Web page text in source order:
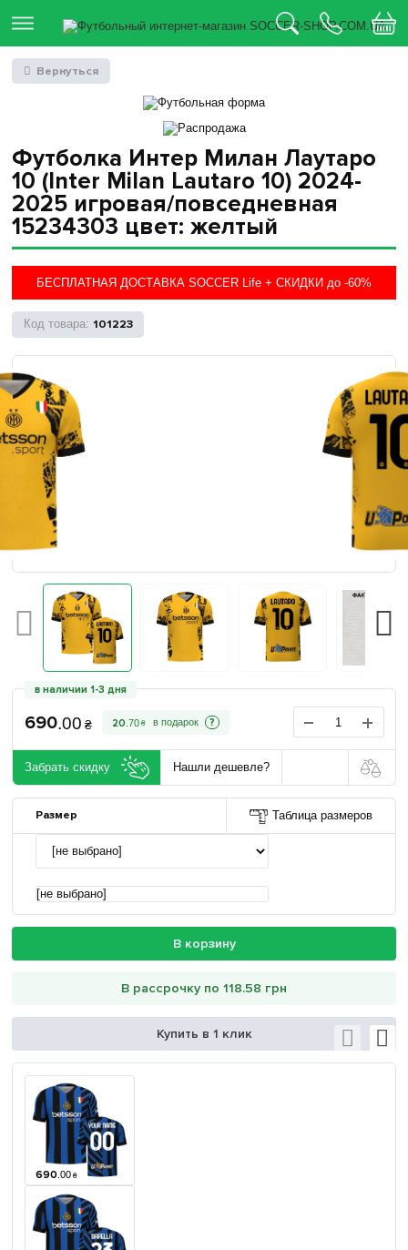
Футболка Интер Милан Лаутаро
10 (Inter Milan Lautaro 10) 2024-
2025 игровая/повседневная
15234303 цвет: желтый
БЕСПЛАТНАЯ ДОСТАВКА SOCCER Life + СКИДКИ до -60%
101223
в наличии 1-3 дня
690.00 ₴ 20 .70 ₴ ?
Забрать скидку Нашли дешевле?
Размер Таблица размеров
[не выбрано]
В корзину
В рассрочку по 118.58 грн
Купить в 1 клик
690. 00 ₴
Вернуться